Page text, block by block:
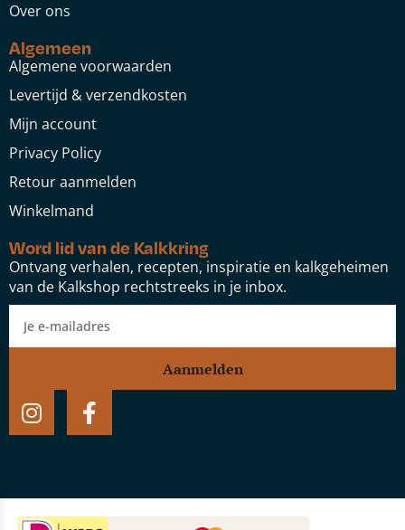
Over ons
Algemeen
Algemene voorwaarden
Levertijd & verzendkosten
Mijn account
Privacy Policy
Retour aanmelden
Winkelmand
Word lid van de Kalkkring
Ontvang verhalen, recepten, inspiratie en kalkgeheimen
van de Kalkshop rechtstreeks in je inbox.
Aanmelden